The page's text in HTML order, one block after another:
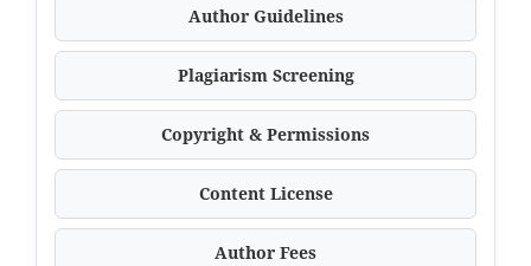
Author Guidelines
Plagiarism Screening
Copyright & Permissions
Content License
Author Fees